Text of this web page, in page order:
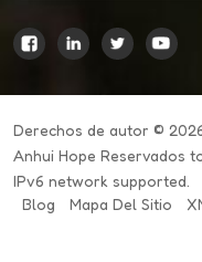
Derechos de autor ©
Anhui Hope Reservados
IPv6 network supported.
Blog
Mapa Del Sitio